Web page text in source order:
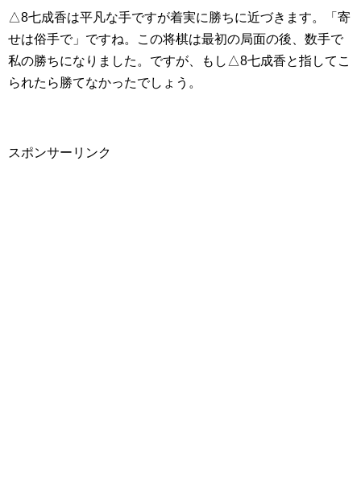
△8七成香は平凡な手ですが着実に勝ちに近づきます。「寄
せは俗手で」ですね。この将棋は最初の局面の後、数手で
私の勝ちになりました。ですが、もし△8七成香と指してこ
られたら勝てなかったでしょう。
スポンサーリンク